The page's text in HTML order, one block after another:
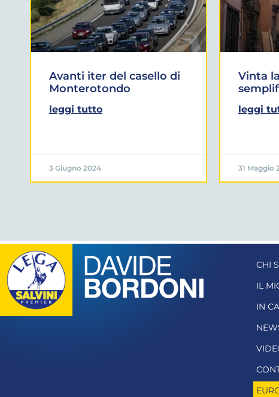
Avanti iter del casello di
Monterotondo
leggi tutto
3 Giugno 2024
Vinta
leggi
31 Maggio
CHI
IL
IN